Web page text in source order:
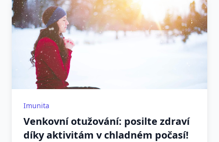
Imunita
Venkovní otužování: posilte zdraví
díky aktivitám v chladném počasí!